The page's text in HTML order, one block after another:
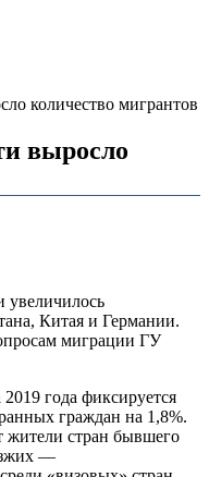
количество мигрантов
выросло
увеличилось
Китая и Германии.
миграции ГУ
года фиксируется
граждан на 1,8%.
жители стран бывшего
—